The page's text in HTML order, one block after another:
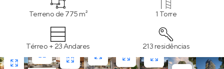
Terreno de 775 m² 1 Torre
Térreo + 23 Andares 213 residências